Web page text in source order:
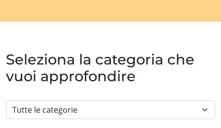
Seleziona la categoria che
vuoi approfondire